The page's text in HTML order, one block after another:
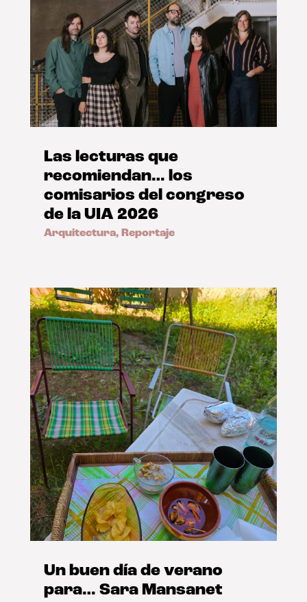
Las lecturas que
recomiendan… los
comisarios del congreso
de la UIA 2026
Arquitectura, Reportaje
Un buen día de verano
para… Sara Mansanet